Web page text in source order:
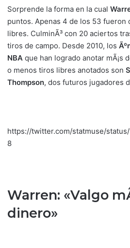
Sorprende la forma en la cual
puntos. Apenas 4 de los 53 fueron
libres. CulminÃ³ con 20 aciertos
tiros de campo. Desde 2010, los
NBA que han logrado anotar mÃ¡s
o menos tiros libres anotados son
Thompson, dos futuros jugadores
https://twitter.com/statmuse/
8
Warren: «Valgo
dinero»